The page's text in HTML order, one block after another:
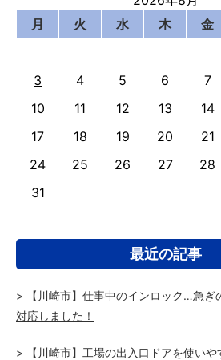
月
火 水 木 金
3
4 5 6 7
10
11 12 13 14
17
18 19 20 21
24
25 26 27 28
31
最近の記事
【川崎市】仕事中のインロック…急ぎ
対応しました！
【川崎市】工場の出入口ドアを使い